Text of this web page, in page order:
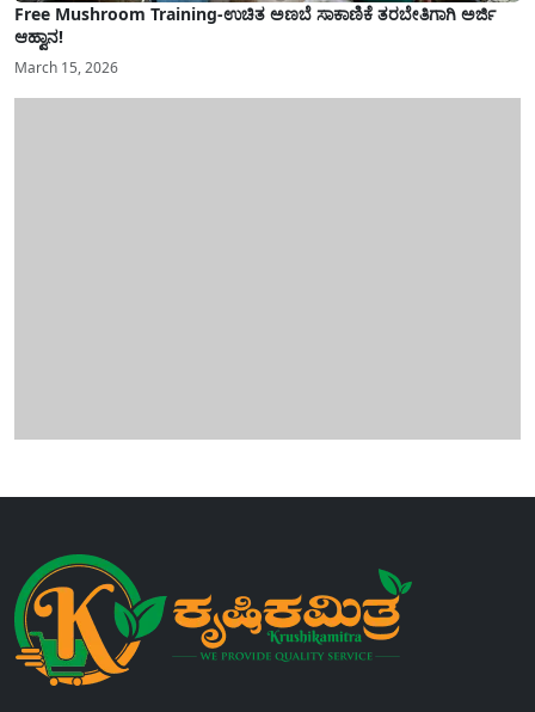
Free Mushroom Training-ಉಚಿತ ಅಣಬೆ ಸಾಕಾಣಿಕೆ ತರಬೇತಿಗಾಗಿ ಅರ್ಜಿ
ಆಹ್ವಾನ!
March 15, 2026